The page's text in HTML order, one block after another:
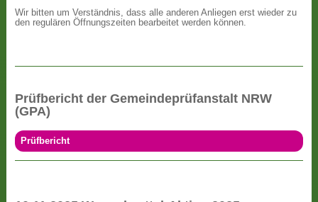
Wir bitten um Verständnis, dass alle anderen Anliegen erst wieder zu
den regulären Öffnungszeiten bearbeitet werden können.
Prüfbericht der Gemeindeprüfanstalt NRW
(GPA)
Prüfbericht